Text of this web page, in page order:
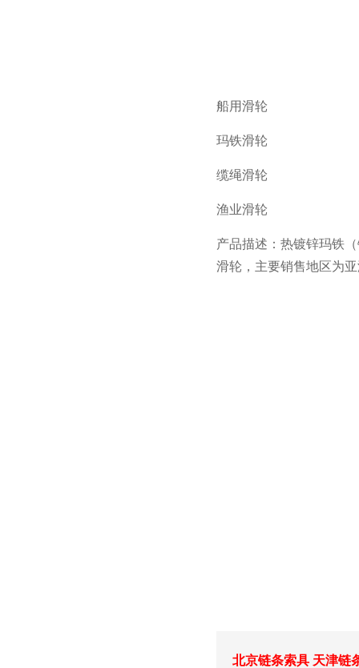
船用滑轮
玛铁滑轮
缆绳滑轮
渔业滑轮
产品描述：热镀锌玛铁
滑轮，主要销售地区为
北京链条索具 天津链